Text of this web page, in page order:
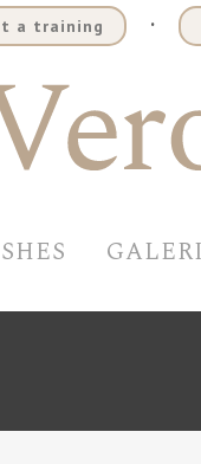
a training .